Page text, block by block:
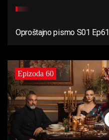
Oproštajno pismo S01 Ep61
Epizoda 60